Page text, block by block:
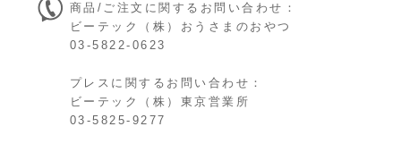
商品/ご注文に関するお問い合わせ：
ビーテック（株）おうさまのおやつ
03-5822-0623
プレスに関するお問い合わせ：
ビーテック（株）東京営業所
03-5825-9277